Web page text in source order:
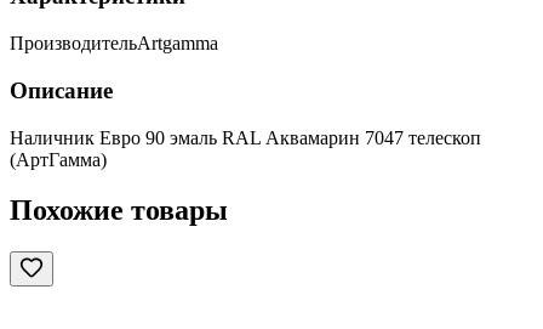
ПроизводительArtgamma
Описание
Наличник Евро 90 эмаль RAL Аквамарин 7047 телескоп
(АртГамма)
Похожие товары